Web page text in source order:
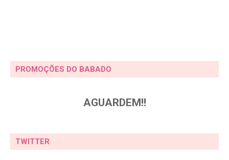
PROMOÇÕES DO BABADO
AGUARDEM!!
TWITTER